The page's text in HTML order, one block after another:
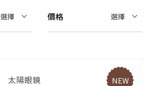
選擇 價格 選擇
太陽眼鏡 NEW